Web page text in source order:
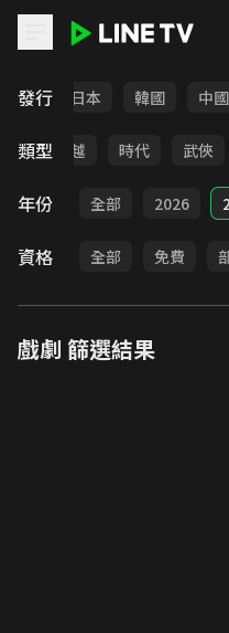
發行
台灣 日本 韓國 中國
類型
俠 穿越 時代 武俠
年份 全部 2026
資格 全部 免費
戲劇 篩選結果